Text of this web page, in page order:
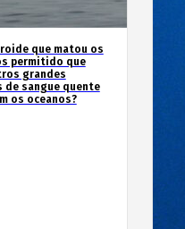
que matou os
permitido que
grandes
de sangue quente
os oceanos?